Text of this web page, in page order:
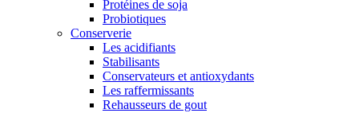
Protéines de soja
Probiotiques
Conserverie
Les acidifiants
Stabilisants
Conservateurs et antioxydants
Les raffermissants
Rehausseurs de gout